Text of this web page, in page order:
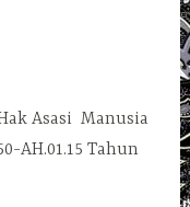
Asasi Manusia
AH.01.15 Tahun